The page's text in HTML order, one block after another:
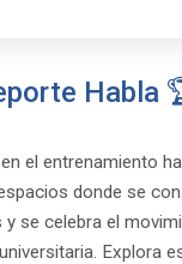
Habla
el entrenamiento
donde se
se celebra el
Explora